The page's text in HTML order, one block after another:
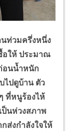
ท่วมครึ่งหนึ่ง
อให้ ประมาณ
อนน้ำหนัก
ไปดูบ้าน ตัว
ที่หนูร้องไห้
ป็นห่วงสภาพ
ส่งกำลังใจให้